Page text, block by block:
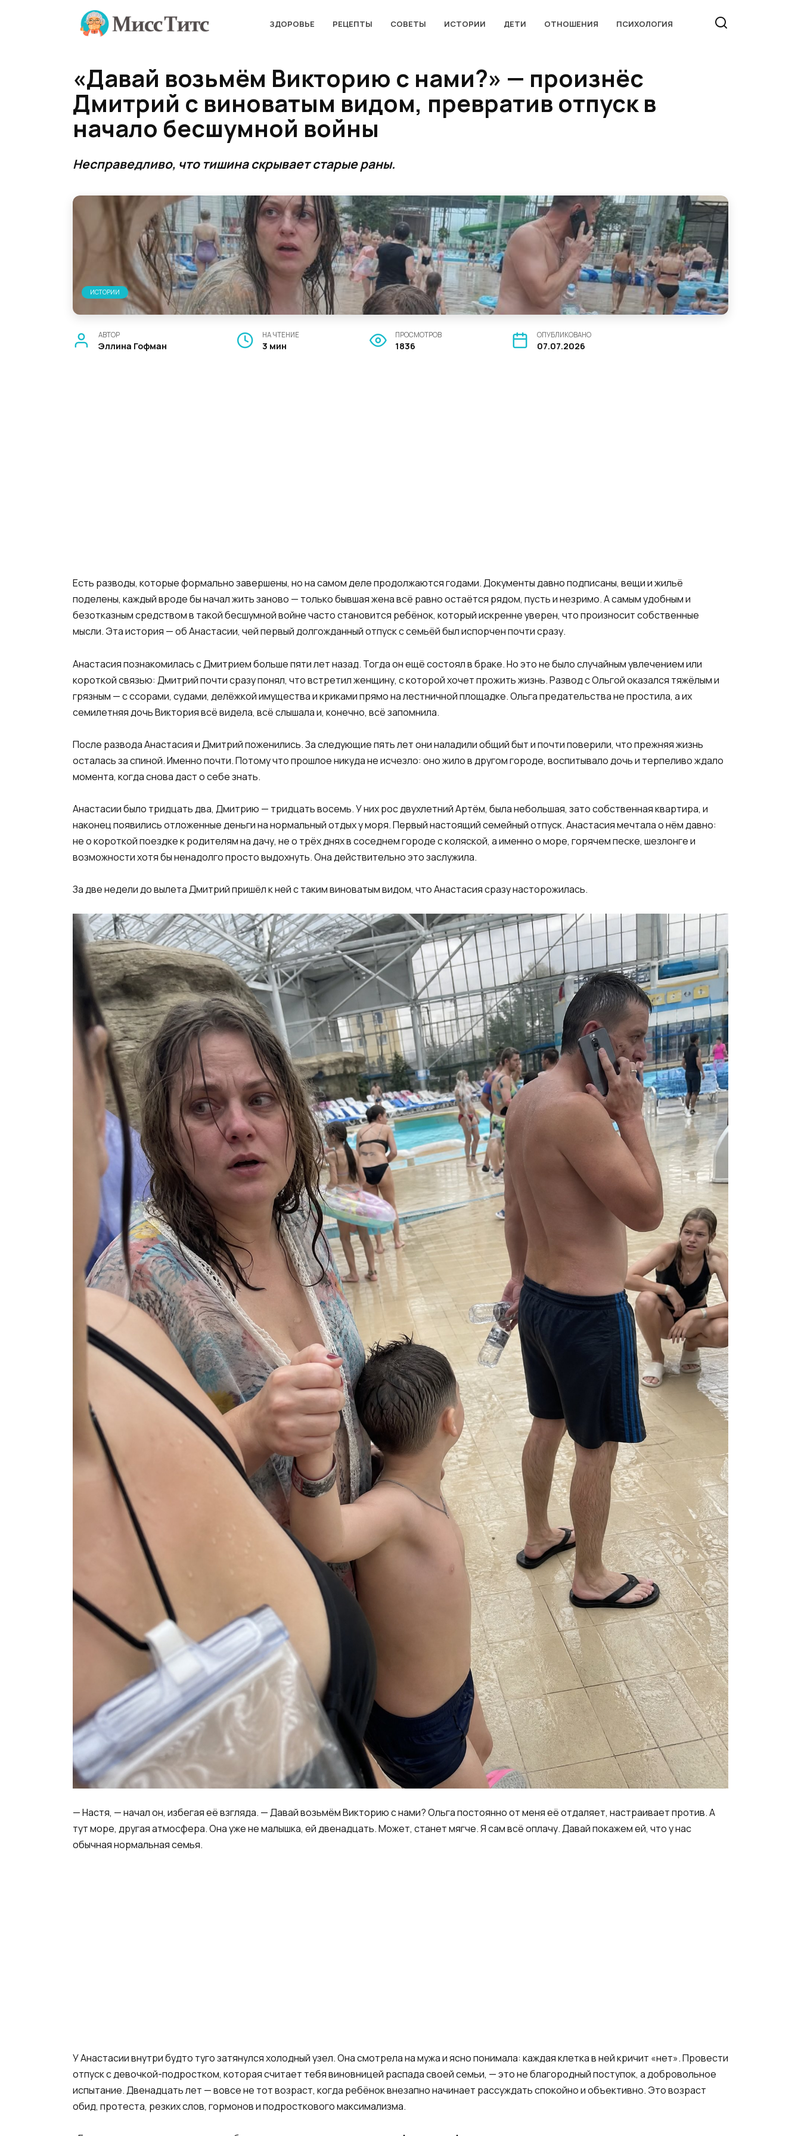
ЗДОРОВЬЕ РЕЦЕПТЫ СОВЕТЫ ИСТОРИИ ДЕТИ ОТНОШЕНИЯ ПСИХОЛОГИЯ
«Давай возьмём Викторию с нами?» — произнёс
Дмитрий с виноватым видом, превратив отпуск в
начало бесшумной войны
Несправедливо, что тишина скрывает старые раны.
ИСТОРИИ
АВТОР
Эллина Гофман
НА ЧТЕНИЕ
3 мин
ПРОСМОТРОВ
1836
ОПУБЛИКОВАНО
07.07.2026
Есть разводы, которые формально завершены, но на самом деле продолжаются годами. Документы давно подписаны, вещи и жильё
поделены, каждый вроде бы начал жить заново — только бывшая жена всё равно остаётся рядом, пусть и незримо. А самым удобным и
безотказным средством в такой бесшумной войне часто становится ребёнок, который искренне уверен, что произносит собственные
мысли. Эта история — об Анастасии, чей первый долгожданный отпуск с семьёй был испорчен почти сразу.
Анастасия познакомилась с Дмитрием больше пяти лет назад. Тогда он ещё состоял в браке. Но это не было случайным увлечением или
короткой связью: Дмитрий почти сразу понял, что встретил женщину, с которой хочет прожить жизнь. Развод с Ольгой оказался тяжёлым и
грязным — с ссорами, судами, делёжкой имущества и криками прямо на лестничной площадке. Ольга предательства не простила, а их
семилетняя дочь Виктория всё видела, всё слышала и, конечно, всё запомнила.
После развода Анастасия и Дмитрий поженились. За следующие пять лет они наладили общий быт и почти поверили, что прежняя жизнь
осталась за спиной. Именно почти. Потому что прошлое никуда не исчезло: оно жило в другом городе, воспитывало дочь и терпеливо ждало
момента, когда снова даст о себе знать.
Анастасии было тридцать два, Дмитрию — тридцать восемь. У них рос двухлетний Артём, была небольшая, зато собственная квартира, и
наконец появились отложенные деньги на нормальный отдых у моря. Первый настоящий семейный отпуск. Анастасия мечтала о нём давно:
не о короткой поездке к родителям на дачу, не о трёх днях в соседнем городе с коляской, а именно о море, горячем песке, шезлонге и
возможности хотя бы ненадолго просто выдохнуть. Она действительно это заслужила.
За две недели до вылета Дмитрий пришёл к ней с таким виноватым видом, что Анастасия сразу насторожилась.
— Настя, — начал он, избегая её взгляда. — Давай возьмём Викторию с нами? Ольга постоянно от меня её отдаляет, настраивает против. А
тут море, другая атмосфера. Она уже не малышка, ей двенадцать. Может, станет мягче. Я сам всё оплачу. Давай покажем ей, что у нас
обычная нормальная семья.
У Анастасии внутри будто туго затянулся холодный узел. Она смотрела на мужа и ясно понимала: каждая клетка в ней кричит «нет». Провести
отпуск с девочкой-подростком, которая считает тебя виновницей распада своей семьи, — это не благородный поступок, а добровольное
испытание. Двенадцать лет — вовсе не тот возраст, когда ребёнок внезапно начинает рассуждать спокойно и объективно. Это возраст
обид, протеста, резких слов, гормонов и подросткового максимализма.